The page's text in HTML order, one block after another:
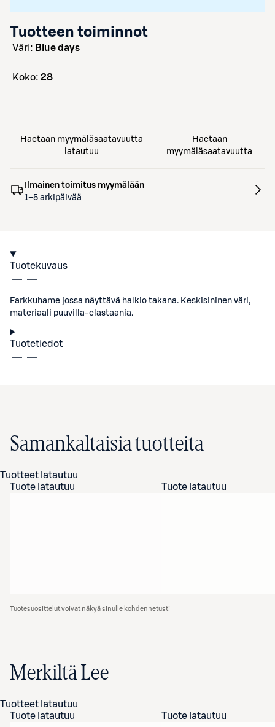
Tuotteen toiminnot
väri: Blue days
koko: 28
Haetaan myymäläsaatavuutta
latautuu
Haetaan
myymäläsaatavuutta
Ilmainen toimitus myymälään
1–5 arkipäivää
Tuotekuvaus
Farkkuhame jossa näyttävä halkio takana. Keskisininen väri,
materiaali puuvilla-elastaania.
Tuotetiedot
Samankaltaisia tuotteita
Tuotteet latautuu
Tuote latautuu
Tuote latautuu
Tuotesuosittelut voivat näkyä sinulle kohdennetusti
Merkiltä Lee
Tuotteet latautuu
Tuote latautuu
Tuote latautuu